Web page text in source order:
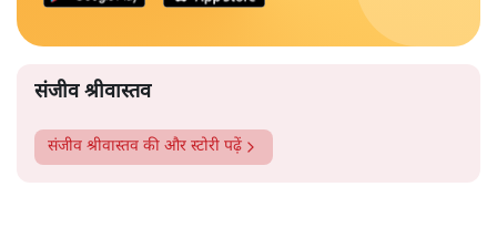
संजीव श्रीवास्तव
संजीव श्रीवास्तव की और स्टोरी पढ़ें